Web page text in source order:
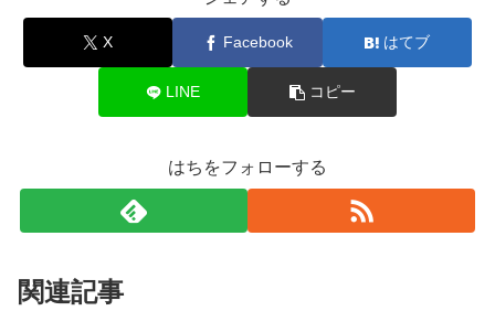
X Facebook はてブ
LINE コピー
はちをフォローする
関連記事